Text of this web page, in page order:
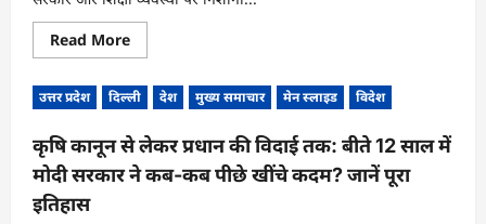
कैनन
का
मोड़ा
Read MoreRead
more
राहुल
गांधी
ने
बताया
‘अंधभक्त’,
जिस
उत्तर प्रदेश दिल्ली देश मुख्य समाचार मेन स्लाइड विदेश
कृषि कानून से लेकर प्रधान की विदाई तक: बीते 12 साल में
मोदी सरकार ने कब-कब पीछे खींचे कदम? जानें पूरा
इतिहास